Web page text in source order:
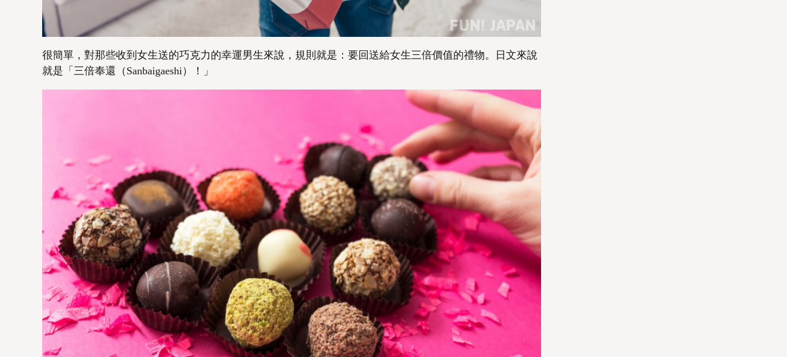
很簡單，對那些收到女生送的巧克力的幸運男生來說，規則就是：要回送給女生三倍價值的禮物。日文來說
就是「三倍奉還（Sanbaigaeshi）！」